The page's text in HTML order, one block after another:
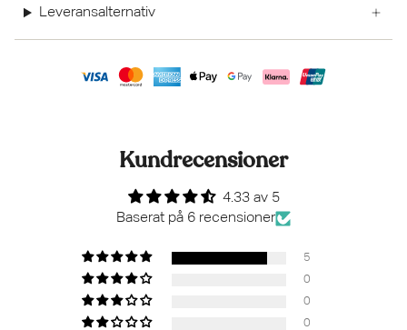
Leveransalternativ
Kundrecensioner
4.33 av 5
Baserat på 6 recensioner
5
0
0
0